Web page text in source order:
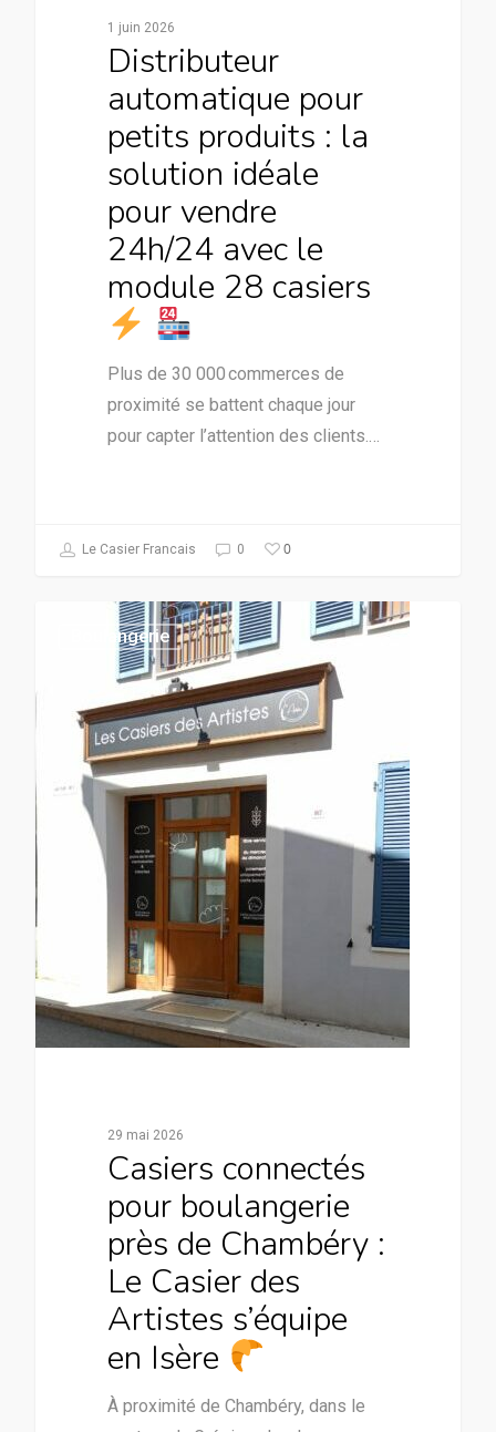
1 juin 2026
Distributeur
automatique pour
petits produits : la
solution idéale
pour vendre
24h/24 avec le
module 28 casiers
Plus de 30 000 commerces de
proximité se battent chaque jour
pour capter l’attention des clients.…
Le Casier Francais 0 0
Boulangerie
29 mai 2026
Casiers connectés
pour boulangerie
près de Chambéry :
Le Casier des
Artistes s’équipe
en Isère
À proximité de Chambéry, dans le